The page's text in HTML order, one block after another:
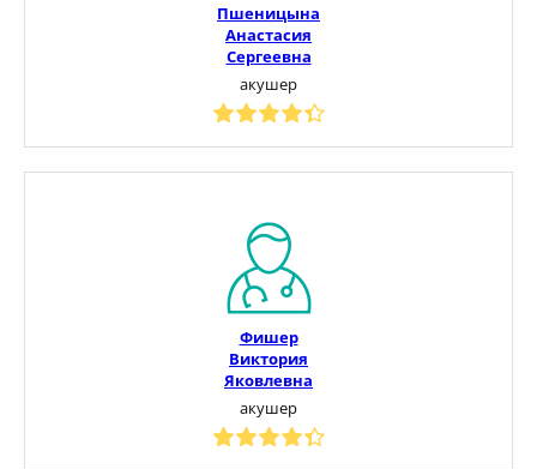
Пшеницына
Анастасия
Сергеевна
акушер
Фишер
Виктория
Яковлевна
акушер